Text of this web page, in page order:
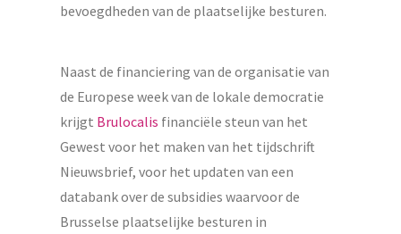
bevoegdheden van de plaatselijke besturen.
Naast de financiering van de organisatie van
de Europese week van de lokale democratie
krijgt Brulocalis financiële steun van het
Gewest voor het maken van het tijdschrift
Nieuwsbrief, voor het updaten van een
databank over de subsidies waarvoor de
Brusselse plaatselijke besturen in